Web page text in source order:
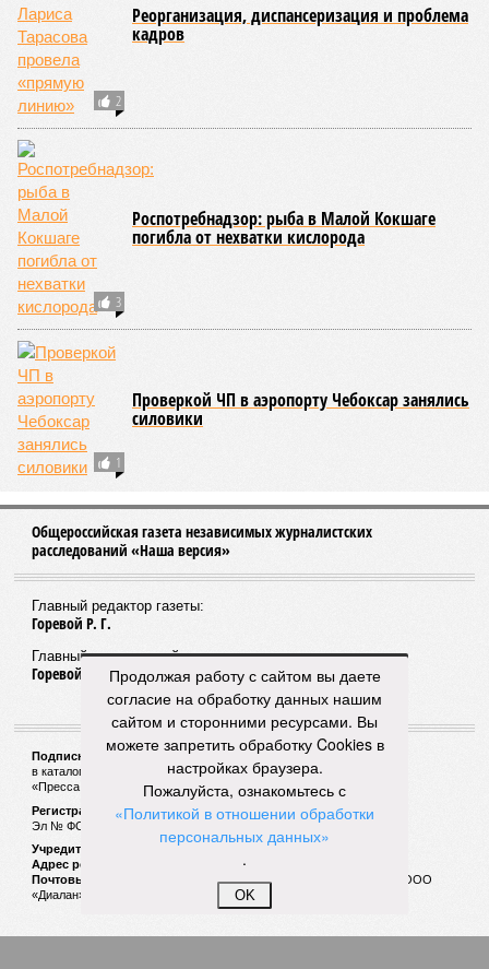
на аутсорсинг бухгалтерских услуг
Население Чувашии стало меньше на 3804
«Карманный» Маслов
Кто покрывает мэра Йошкар-Олы Евгения
Маслова?
Процентовтирательство
Глава Чувашии Игнатьев решил перевыполнить
физкультурный план Путина
Смертоносный таран на М7
Московским следователям поручено разобраться в
Продолжая работу с сайтом вы даете
согласие на обработку данных нашим
сайтом и сторонними ресурсами. Вы
можете запретить обработку Cookies в
настройках браузера.
Пожалуйста, ознакомьтесь с
«Политикой в отношении обработки
персональных данных»
.
OK